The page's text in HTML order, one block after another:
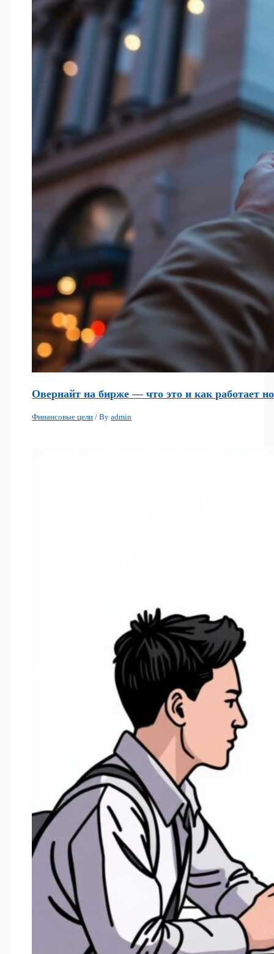
Овернайт на бирже — что это и как работает
Финансовые цели / Byadmin